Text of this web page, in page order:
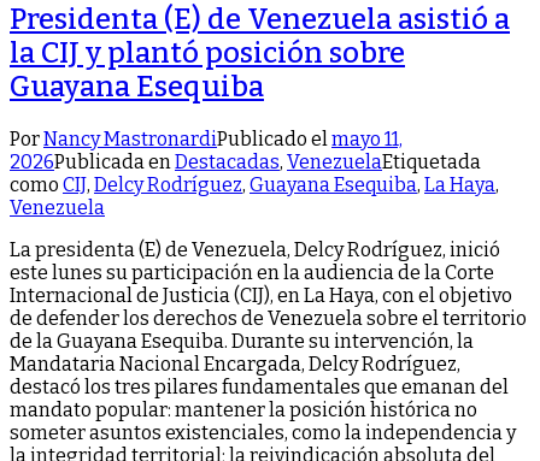
Presidenta (E) de Venezuela asistió a
la CIJ y plantó posición sobre
Guayana Esequiba
PorNancy MastronardiPublicado elmayo 11,
2026Publicada enDestacadas, VenezuelaEtiquetada
como CIJ, Delcy Rodríguez, Guayana Esequiba, La Haya,
Venezuela
La presidenta (E) de Venezuela, Delcy Rodríguez, inició
este lunes su participación en la audiencia de la Corte
Internacional de Justicia (CIJ), en La Haya, con el objetivo
de defender los derechos de Venezuela sobre el territorio
de la Guayana Esequiba. Durante su intervención, la
Mandataria Nacional Encargada, Delcy Rodríguez,
destacó los tres pilares fundamentales que emanan del
mandato popular: mantener la posición histórica no
someter asuntos existenciales, como la independencia y
la integridad territorial; la reivindicación absoluta del